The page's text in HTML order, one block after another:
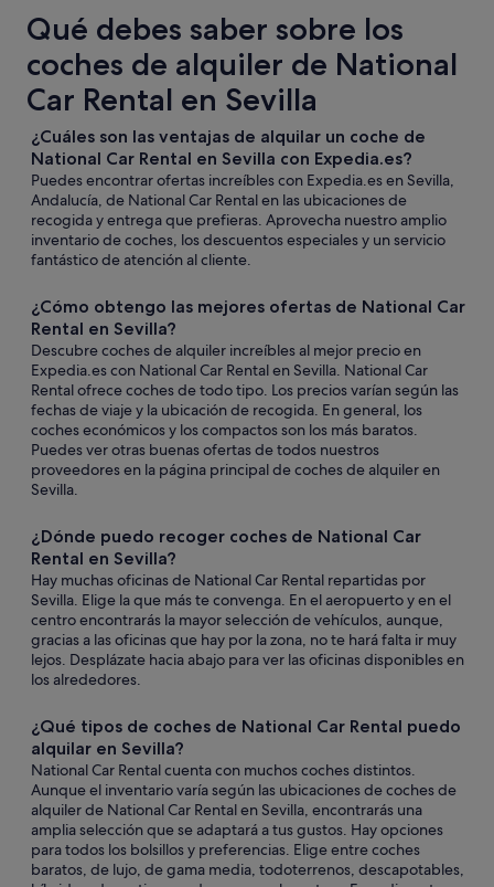
Qué debes saber sobre los
coches de alquiler de National
Car Rental en Sevilla
¿Cuáles son las ventajas de alquilar un coche de
National Car Rental en Sevilla con Expedia.es?
Puedes encontrar ofertas increíbles con Expedia.es en Sevilla,
Andalucía, de National Car Rental en las ubicaciones de
recogida y entrega que prefieras. Aprovecha nuestro amplio
inventario de coches, los descuentos especiales y un servicio
fantástico de atención al cliente.
¿Cómo obtengo las mejores ofertas de National Car
Rental en Sevilla?
Descubre coches de alquiler increíbles al mejor precio en
Expedia.es con National Car Rental en Sevilla. National Car
Rental ofrece coches de todo tipo. Los precios varían según las
fechas de viaje y la ubicación de recogida. En general, los
coches económicos y los compactos son los más baratos.
Puedes ver otras buenas ofertas de todos nuestros
proveedores en la página principal de coches de alquiler en
Sevilla.
¿Dónde puedo recoger coches de National Car
Rental en Sevilla?
Hay muchas oficinas de National Car Rental repartidas por
Sevilla. Elige la que más te convenga. En el aeropuerto y en el
centro encontrarás la mayor selección de vehículos, aunque,
gracias a las oficinas que hay por la zona, no te hará falta ir muy
lejos. Desplázate hacia abajo para ver las oficinas disponibles en
los alrededores.
¿Qué tipos de coches de National Car Rental puedo
alquilar en Sevilla?
National Car Rental cuenta con muchos coches distintos.
Aunque el inventario varía según las ubicaciones de coches de
alquiler de National Car Rental en Sevilla, encontrarás una
amplia selección que se adaptará a tus gustos. Hay opciones
para todos los bolsillos y preferencias. Elige entre coches
baratos, de lujo, de gama media, todoterrenos, descapotables,